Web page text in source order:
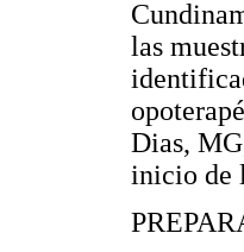
las
Dias,
inicio de